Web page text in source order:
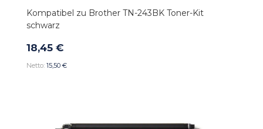
Kompatibel zu Brother TN-243BK Toner-Kit
schwarz
18,45 €
15,50 €